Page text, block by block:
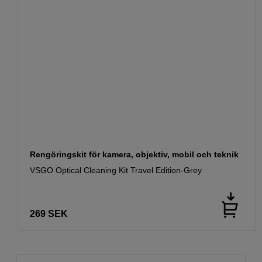
Rengöringskit för kamera, objektiv, mobil och teknik
VSGO Optical Cleaning Kit Travel Edition-Grey
269 SEK